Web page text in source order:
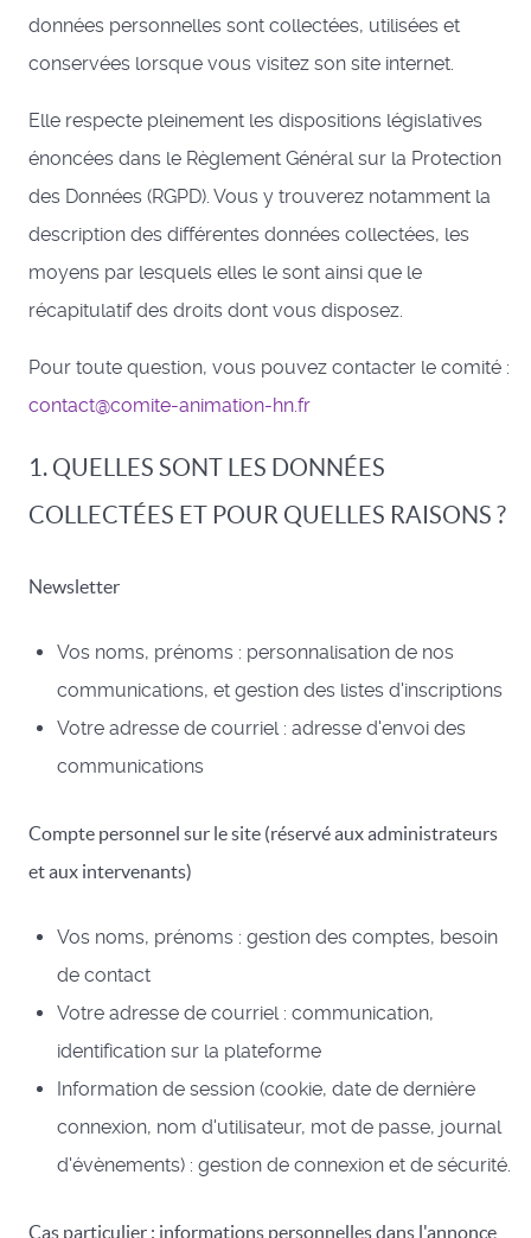
données personnelles sont collectées, utilisées et
conservées lorsque vous visitez son site internet.
Elle respecte pleinement les dispositions législatives
énoncées dans le Règlement Général sur la Protection
des Données (RGPD). Vous y trouverez notamment la
description des différentes données collectées, les
moyens par lesquels elles le sont ainsi que le
récapitulatif des droits dont vous disposez.
Pour toute question, vous pouvez contacter le comité :
contact@comite-animation-hn.fr
1. QUELLES SONT LES DONNÉES
COLLECTÉES ET POUR QUELLES RAISONS ?
Newsletter
Vos noms, prénoms : personnalisation de nos
communications, et gestion des listes d'inscriptions
Votre adresse de courriel : adresse d'envoi des
communications
Compte personnel sur le site (réservé aux administrateurs
et aux intervenants)
Vos noms, prénoms : gestion des comptes, besoin
de contact
Votre adresse de courriel : communication,
identification sur la plateforme
Information de session (cookie, date de dernière
connexion, nom d'utilisateur, mot de passe, journal
d'évènements) : gestion de connexion et de sécurité.
Cas particulier : informations personnelles dans l'annonce